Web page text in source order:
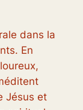
dans la
En
Jésus et